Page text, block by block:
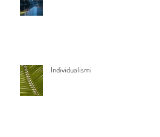
Individualismi